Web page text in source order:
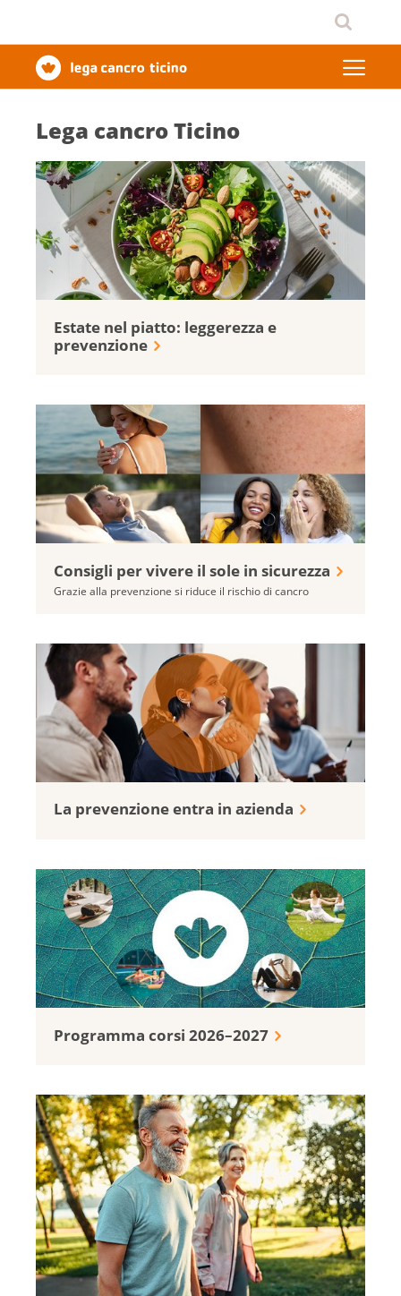
Lega cancro Ticino
Estate nel piatto: leggerezza e
prevenzione
Consigli per vivere il sole in sicurezza
Grazie alla prevenzione si riduce il rischio di cancro
La prevenzione entra in azienda
Programma corsi 2026–2027